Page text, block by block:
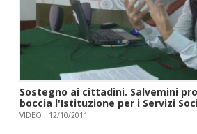
Sostegno ai cittadini. Salvemini
boccia l'Istituzione per i Servizi
VIDEO 12/10/2011